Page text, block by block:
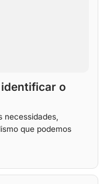
o
necessidades,
que podemos